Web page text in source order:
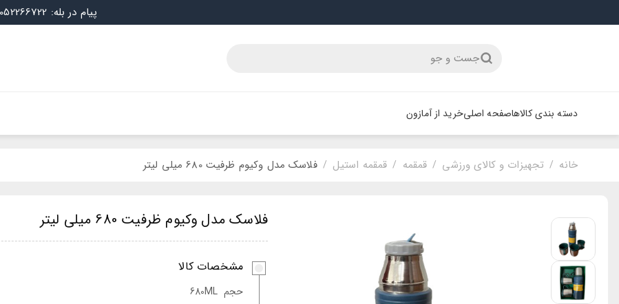
پیام در بله: 09052266722
جست و جو
دسته بندی کالاهاصفحه اصلیخرید از آمازون
خانه / تجهیزات و کالای ورزشی / قمقمه / قمقمه استیل / فلاسک مدل وکیوم ظرفیت 680 میلی لیتر
فلاسک مدل وکیوم ظرفیت 680 میلی لیتر
مشخصات کالا
حجم 680ML